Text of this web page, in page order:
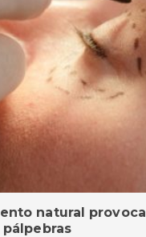
natural provoca
pálpebras